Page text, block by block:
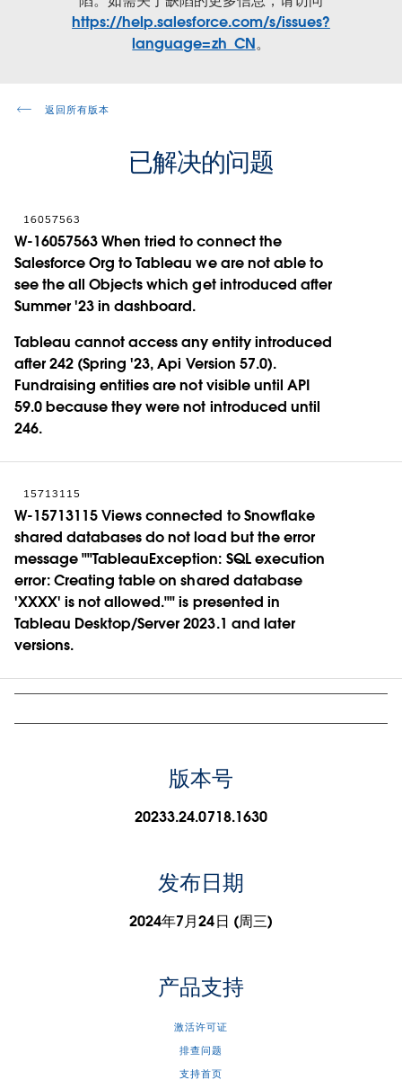
https://help.salesforce.com/s/issues?
language=zh_CN。
返回所有版本
已解决的问题
16057563
W-16057563 When tried to connect the
Salesforce Org to Tableau we are not able to
see the all Objects which get introduced after
Summer '23 in dashboard.
Tableau cannot access any entity introduced
after 242 (Spring '23, Api Version 57.0).
Fundraising entities are not visible until API
59.0 because they were not introduced until
246.
15713115
W-15713115 Views connected to Snowflake
shared databases do not load but the error
message ""TableauException: SQL execution
error: Creating table on shared database
'XXXX' is not allowed."" is presented in
Tableau Desktop/Server 2023.1 and later
versions.
版本号
20233.24.0718.1630
发布日期
2024年7月24日 (周三)
产品支持
激活许可证
排查问题
支持首页